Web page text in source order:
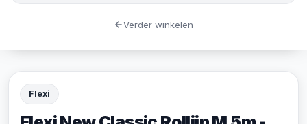
Flexi
Verder winkelen